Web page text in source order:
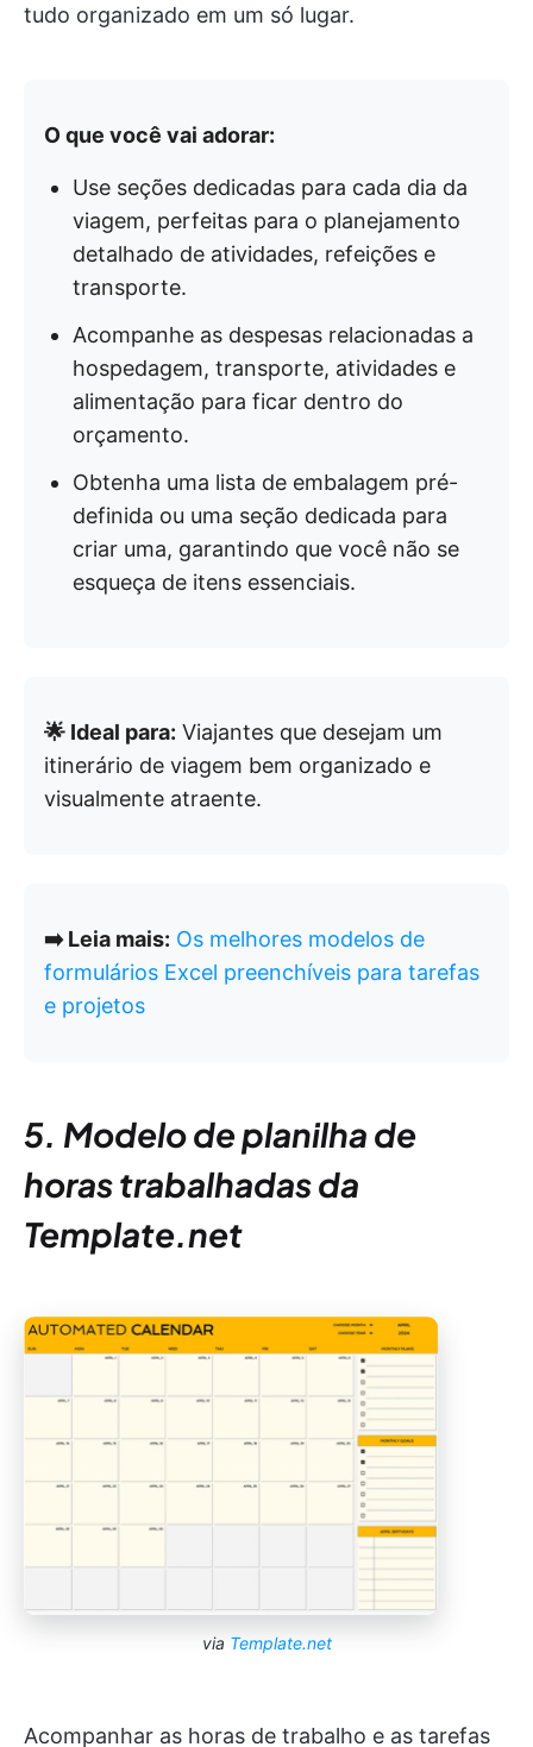
tudo organizado em um só lugar.
O que você vai adorar:
Use seções dedicadas para cada dia da
viagem, perfeitas para o planejamento
detalhado de atividades, refeições e
transporte.
Acompanhe as despesas relacionadas a
hospedagem, transporte, atividades e
alimentação para ficar dentro do
orçamento.
Obtenha uma lista de embalagem pré-
definida ou uma seção dedicada para
criar uma, garantindo que você não se
esqueça de itens essenciais.
🌟 Ideal para: Viajantes que desejam um
itinerário de viagem bem organizado e
visualmente atraente.
➡️ Leia mais: Os melhores modelos de
formulários Excel preenchíveis para tarefas
e projetos
5. Modelo de planilha de
horas trabalhadas da
Template.net
via Template.net
Acompanhar as horas de trabalho e as tarefas